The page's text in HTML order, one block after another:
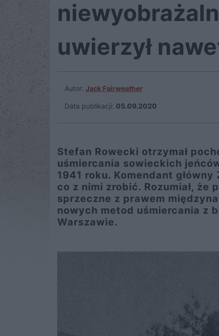
uwierzył
Autor: Jack Fairweather
Data publikacji: 05.09.2020
Stefan Rowecki otrzymał
uśmiercania sowieckich
1941 roku. Komendant
co z nimi zrobić. Rozumiał, że
sprzeczne z prawem
nowych metod uśmiercania z
Warszawie.